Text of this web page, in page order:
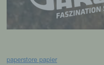
paperstore papier
Internetseite
Die Internetseite